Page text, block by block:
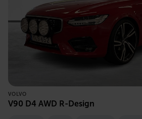
VOLVO
V90 D4 AWD R-Design